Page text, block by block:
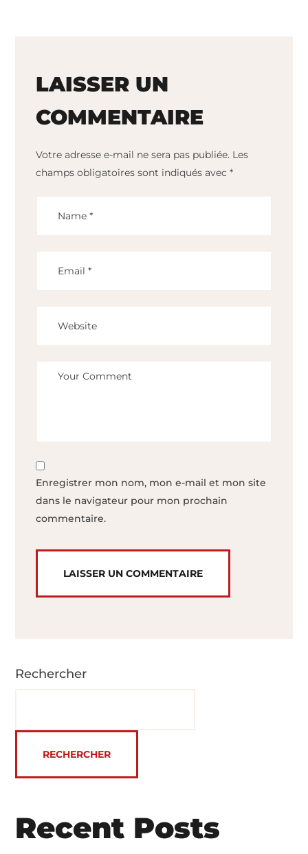
LAISSER UN
COMMENTAIRE
Votre adresse e-mail ne sera pas publiée. Les
champs obligatoires sont indiqués avec*
Enregistrer mon nom, mon e-mail et mon site
dans le navigateur pour mon prochain
commentaire.
Rechercher
RECHERCHER
Recent Posts